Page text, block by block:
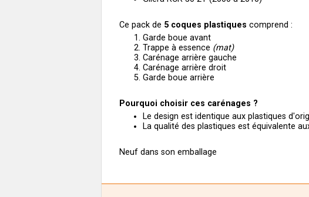
Ce pack de 5 coques plastiques comprend :
Garde boue avant
Trappe à essence (mat)
Carénage arrière gauche
Carénage arrière droit
Garde boue arrière
Pourquoi choisir ces carénages ?
Le design est identique aux plastiques
La qualité des plastiques est équivalente
Neuf dans son emballage